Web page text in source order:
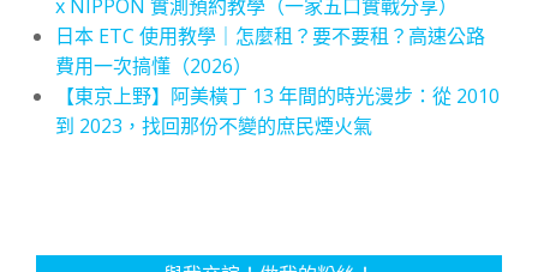
x NIPPON 實測預約教學（一家五口實戰分享）
日本 ETC 使用教學｜怎麼租？要不要租？高速公路
費用一次搞懂（2026）
【東京上野】阿美橫丁 13 年間的時光漫步：從 2010
到 2023，找回那份不變的庶民煙火氣